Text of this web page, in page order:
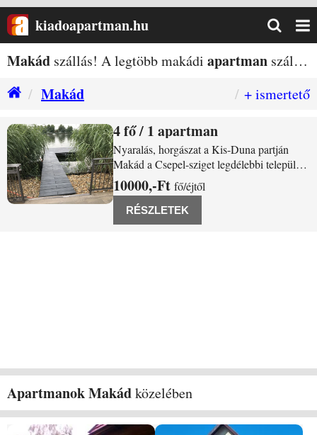
kiadoapartman.hu
Makád szállás! A legtöbb makádi apartman szállás egy helyen!
Makád + ismertető
4 / 1 apartman
Makád Gyála sor 60
Nyaralás, horgászat a Kis-Duna partján
Makád a Csepel-sziget legdélebbi települése
a Nagy és a Kis-Duna találkozásánál
fekszik. Ideális pihenni vágyóknak,
túrázóknak, horgászoknak, vízi sportok
kedvelőinek. Akár pihenéssel, akár aktív
10000,-Ft fő/éjtől
RÉSZLETEK
Apartmanok Makádközelében